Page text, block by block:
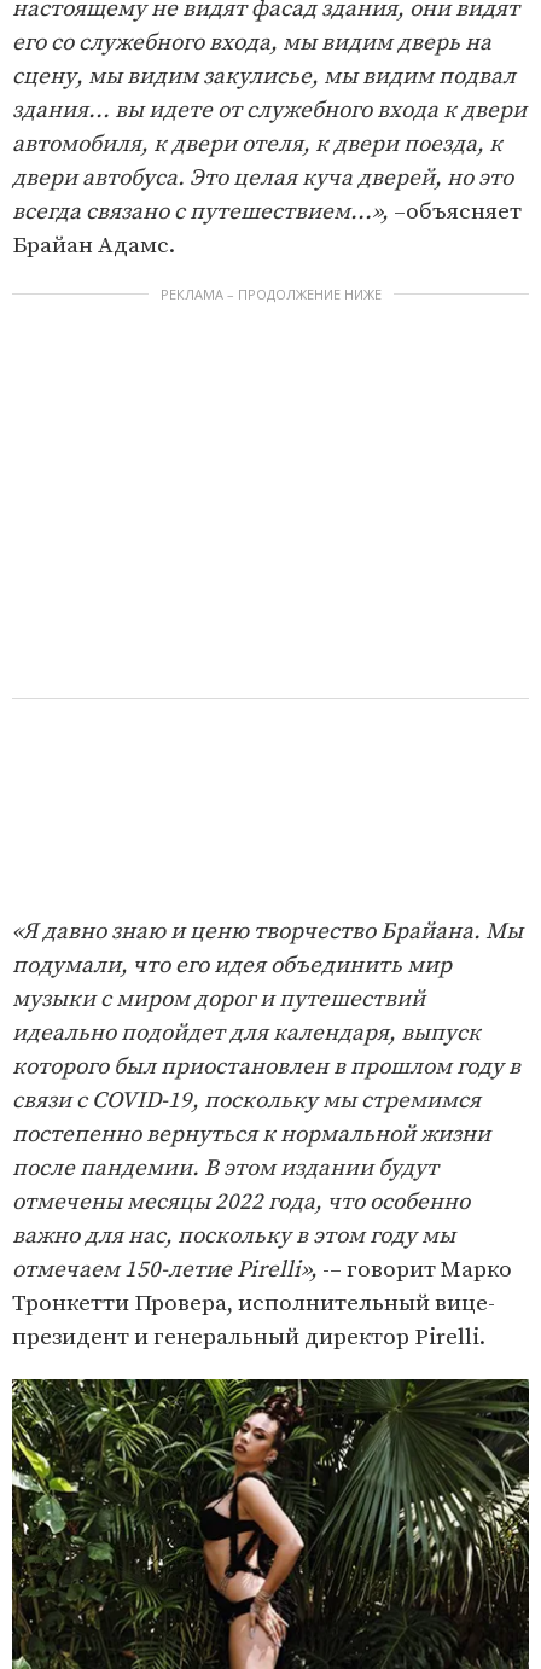
настоящему не видят фасад здания, они видят
его со служебного входа, мы видим дверь на
сцену, мы видим закулисье, мы видим подвал
здания... вы идете от служебного входа к двери
автомобиля, к двери отеля, к двери поезда, к
двери автобуса. Это целая куча дверей, но это
всегда связано с путешествием...», –объясняет
Брайан Адамс.
РЕКЛАМА – ПРОДОЛЖЕНИЕ НИЖЕ
«Я давно знаю и ценю творчество Брайана. Мы
подумали, что его идея объединить мир
музыки с миром дорог и путешествий
идеально подойдет для календаря, выпуск
которого был приостановлен в прошлом году в
связи с COVID-19, поскольку мы стремимся
постепенно вернуться к нормальной жизни
после пандемии. В этом издании будут
отмечены месяцы 2022 года, что особенно
важно для нас, поскольку в этом году мы
отмечаем 150-летие Pirelli», -– говорит Марко
Тронкетти Провера, исполнительный вице-
президент и генеральный директор Pirelli.